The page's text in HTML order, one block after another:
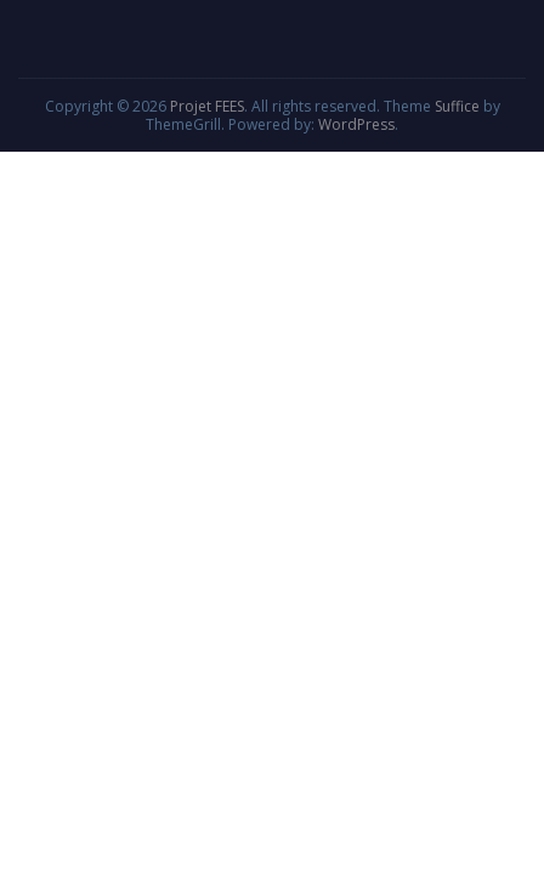
Copyright © 2026 Projet FEES. All rights reserved. Theme Suffice by
ThemeGrill. Powered by: WordPress.